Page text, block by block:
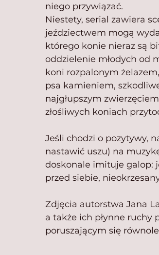
niego przywiązać.
Niestety, serial zawiera
jeździectwem mogą
którego konie nieraz są
oddzielenie młodych od
koni rozpalonym
psa kamieniem,
najgłupszym
złośliwych koniach
Jeśli chodzi o pozytywy,
nastawić uszu) na
doskonale imituje galop:
przed siebie,
Zdjęcia autorstwa Jana
a także ich płynne ruchy
poruszającym się